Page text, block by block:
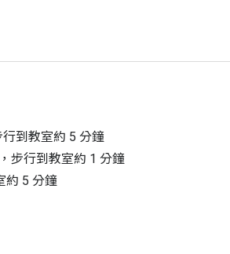
到教室約 5 分鐘
步行到教室約 1 分鐘
約 5 分鐘